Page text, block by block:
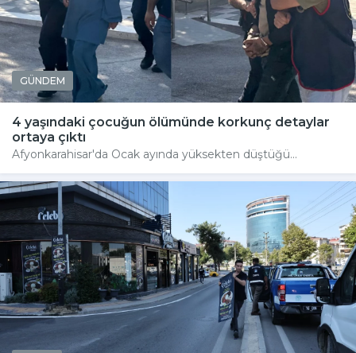
GÜNDEM
4 yaşındaki çocuğun ölümünde korkunç detaylar
ortaya çıktı
Afyonkarahisar'da Ocak ayında yüksekten düştüğü...